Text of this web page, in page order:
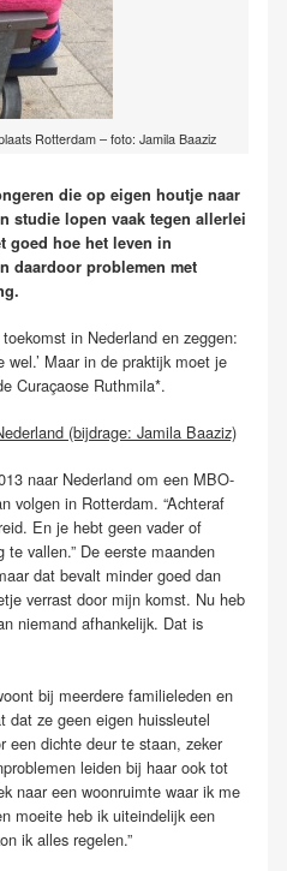
Rotterdam – foto: Jamila Baaziz
die op eigen houtje naar
studie lopen vaak tegen allerlei
goed hoe het leven in
daardoor problemen met
in Nederland en zeggen:
wel.’ Maar in de praktijk moet je
Curaçaose Ruthmila*.
(bijdrage: Jamila Baaziz)
naar Nederland om een MBO-
volgen in Rotterdam. “Achteraf
En je hebt geen vader of
vallen.” De eerste maanden
dat bevalt minder goed dan
verrast door mijn komst. Nu heb
niemand afhankelijk. Dat is
bij meerdere familieleden en
dat ze geen eigen huissleutel
een dichte deur te staan, zeker
leiden bij haar ook tot
naar een woonruimte waar ik me
moeite heb ik uiteindelijk een
ik alles regelen.”